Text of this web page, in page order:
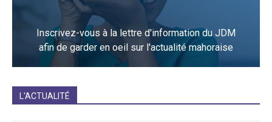
Inscrivez-vous à la lettre d'information du JDM
afin de garder en oeil sur l'actualité mahoraise
L'ACTUALITÉ